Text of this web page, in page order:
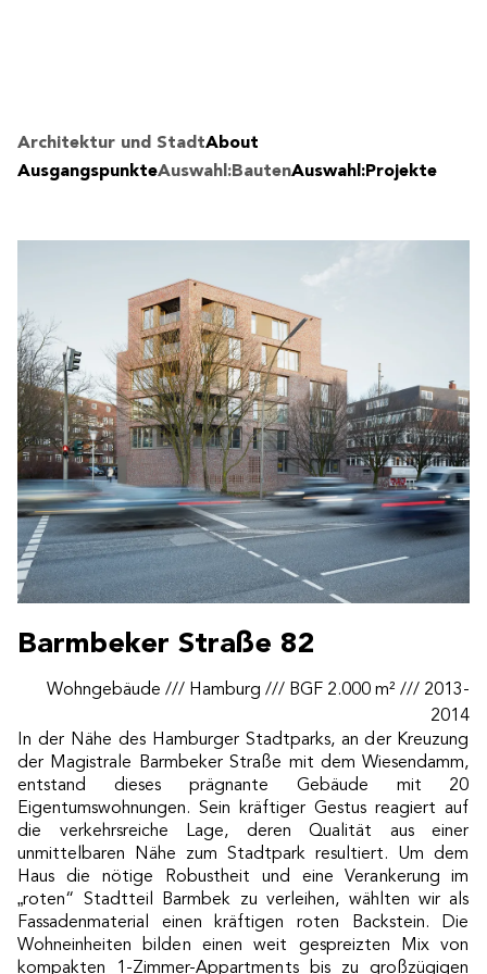
Architektur und StadtAbout
AusgangspunkteAuswahl:BautenAuswahl:Projekte
Barmbeker Straße 82
Wohngebäude /// Hamburg /// BGF 2.000 m² /// 2013-
2014
In der Nähe des Hamburger Stadtparks, an der Kreuzung
der Magistrale Barmbeker Straße mit dem Wiesendamm,
entstand dieses prägnante Gebäude mit 20
Eigentumswohnungen. Sein kräftiger Gestus reagiert auf
die verkehrsreiche Lage, deren Qualität aus einer
unmittelbaren Nähe zum Stadtpark resultiert. Um dem
Haus die nötige Robustheit und eine Verankerung im
„roten“ Stadtteil Barmbek zu verleihen, wählten wir als
Fassadenmaterial einen kräftigen roten Backstein. Die
Wohneinheiten bilden einen weit gespreizten Mix von
kompakten 1-Zimmer-Appartments bis zu großzügigen